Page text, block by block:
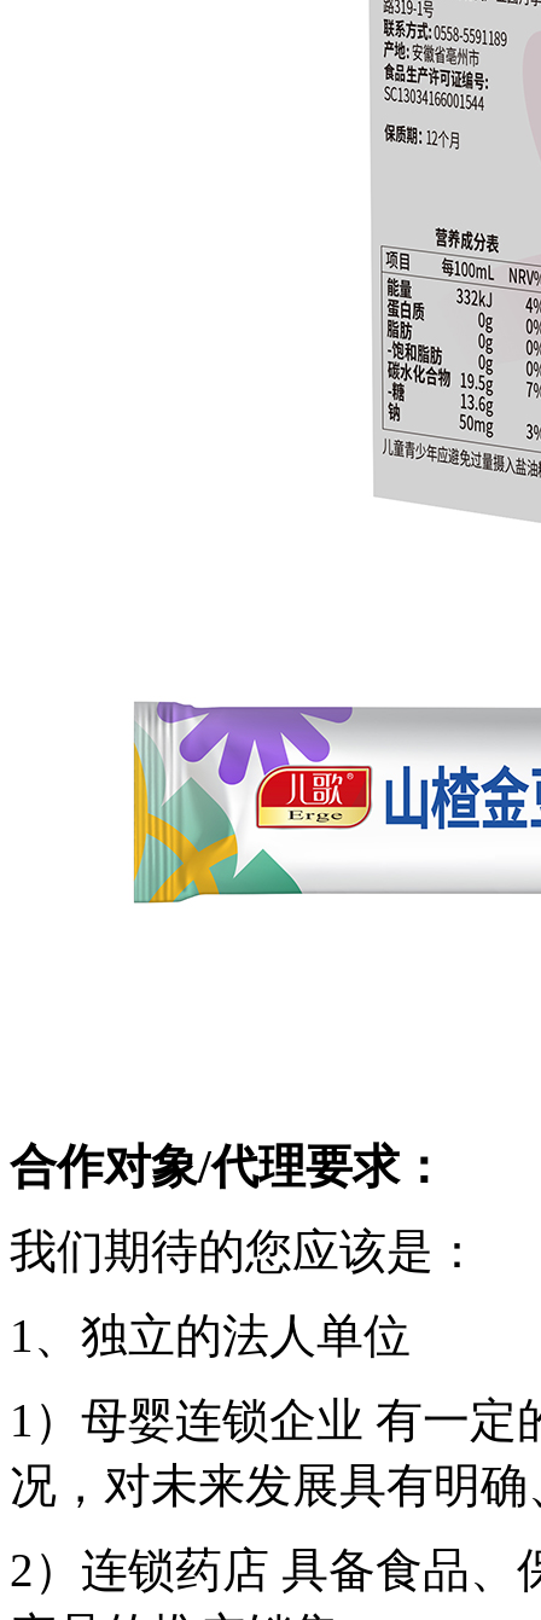
合作对象/代理要求：
我们期待的您应该是：
1、独立的法人单位
1）母婴连锁企业 有一
况，对未来发展具有明
2）连锁药店 具备食品